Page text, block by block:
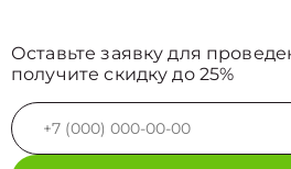
Оставьте заявку для
получите скидку до 25%